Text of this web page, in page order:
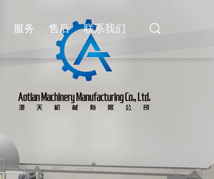
服务 售后 联系我们